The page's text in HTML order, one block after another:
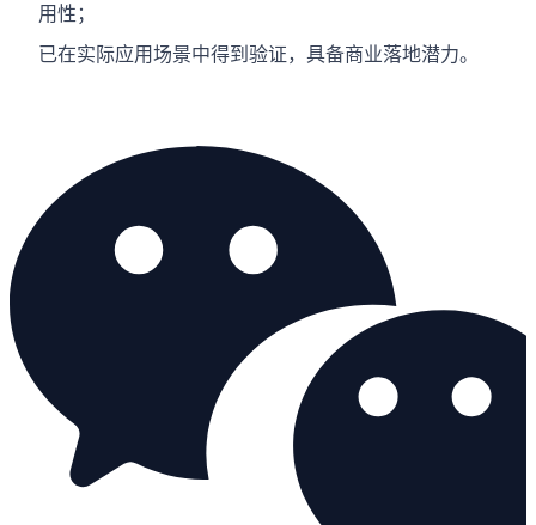
用性；
已在实际应用场景中得到验证，具备商业落地潜力。